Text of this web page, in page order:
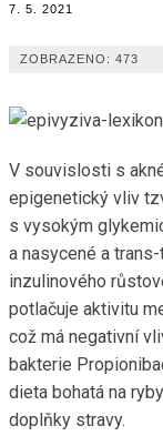
7. 5. 2021
ZOBRAZENO: 473
V souvislosti s
epigenetický vliv
s vysokým
a nasycené a
inzulinového
potlačuje aktivitu
což má negativní
bakterie
dieta bohatá na
doplňky stravy.